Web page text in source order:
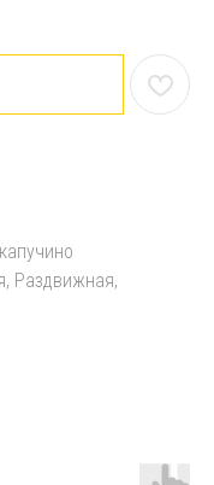
Раздвижная,